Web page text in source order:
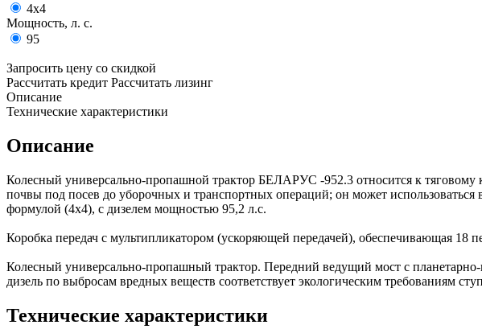
4х4
Мощность, л. с.
95
Запросить цену со скидкой
Рассчитать кредит Рассчитать лизинг
Описание
Технические характеристики
Описание
Колесный универсально-пропашной трактор БЕЛАРУС -952.3 относится к тяговому
почвы под посев до уборочных и транспортных операций; он может
формулой (4х4), с дизелем мощностью 95,2 л.с.
Коробка передач с мультипликатором (ускоряющей передачей), обеспечивающая 18
Колесный универсально-пропашный трактор. Передний ведущий мост с
дизель по выбросам вредных веществ соответствует экологическим требованиям
Технические характеристики